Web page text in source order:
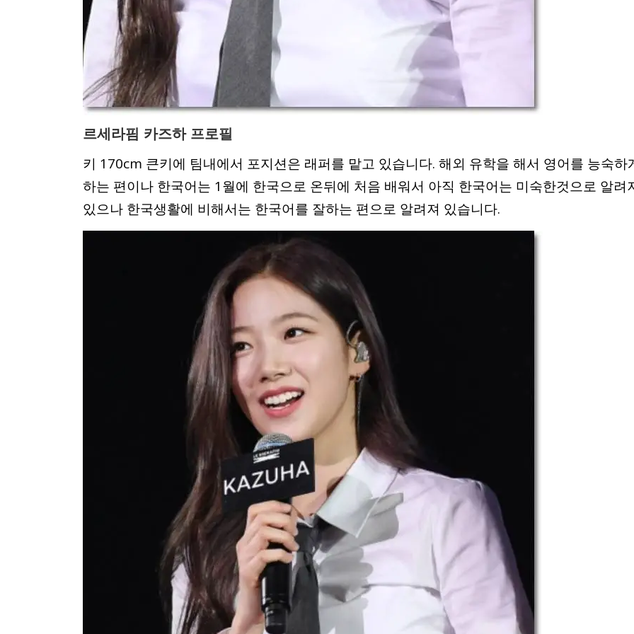
르세라핌 카즈하 프로필
키 170cm 큰키에 팀내에서 포지션은 래퍼를 맡고 있습니다. 해외 유학을 해서 영어를 능숙하
하는 편이나 한국어는 1월에 한국으로 온뒤에 처음 배워서 아직 한국어는 미숙한것으로 알려
있으나 한국생활에 비해서는 한국어를 잘하는 편으로 알려져 있습니다.